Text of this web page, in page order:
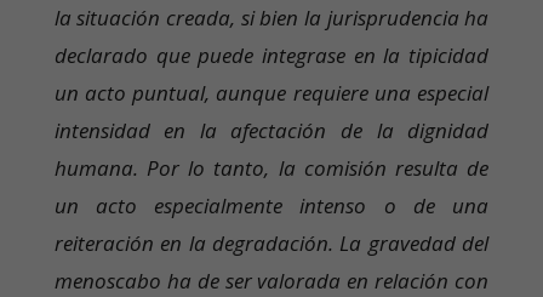
la situación creada, si bien la jurisprudencia ha
declarado que puede integrase en la tipicidad
un acto puntual, aunque requiere una especial
intensidad en la afectación de la dignidad
humana. Por lo tanto, la comisión resulta de
un acto especialmente intenso o de una
reiteración en la degradación. La gravedad del
menoscabo ha de ser valorada en relación con